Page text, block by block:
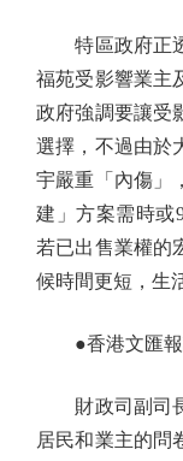
特區政府正透
福苑受影響業主
政府強調要讓受
選擇，不過由於
宇嚴重「內傷」
建」方案需時或
若已出售業權的
候時間更短，生
●香港文匯報
財政司副司長
居民和業主的問